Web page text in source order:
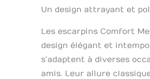
Un design attrayant et
Les escarpins Comfort
design élégant et
s’adaptent à diverses
amis. Leur allure